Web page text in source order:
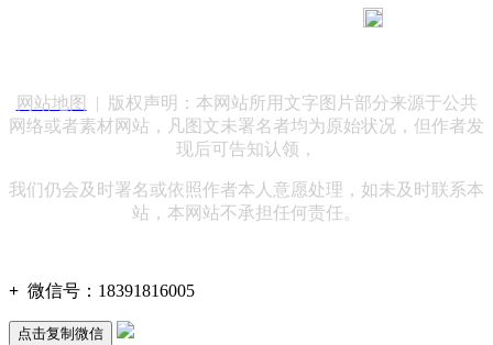
网站地图
| 版权声明：本网站所用文字图片部分来源于公共
网络或者素材网站，凡图文未署名者均为原始状况，但作者发
现后可告知认领，
我们仍会及时署名或依照作者本人意愿处理，如未及时联系本
站，本网站不承担任何责任。
+ 微信号： 18391816005
点击复制微信